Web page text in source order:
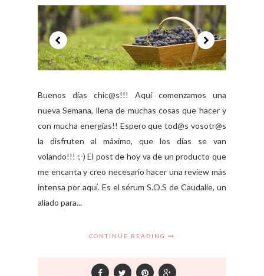
Buenos días chic@s!!! Aquí comenzamos una
nueva Semana, llena de muchas cosas que hacer y
con mucha energías!! Espero que tod@s vosotr@s
la disfruten al máximo, que los días se van
volando!!! ;-) El post de hoy va de un producto que
me encanta y creo necesario hacer una review más
intensa por aquí. Es el sérum S.O.S de Caudalie, un
aliado para...
CONTINUE READING